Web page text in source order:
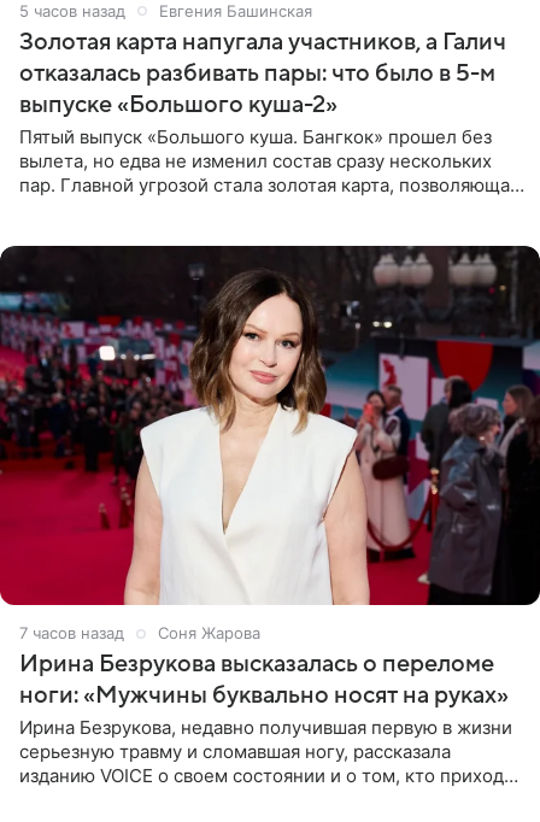
5 часов назад Евгения Башинская
Золотая карта напугала участников, а Галич
отказалась разбивать пары: что было в 5-м
выпуске «Большого куша-2»
Пятый выпуск «Большого куша. Бангкок» прошел без
вылета, но едва не изменил состав сразу нескольких
пар. Главной угрозой стала золотая карта, позволяющая
7 часов назад Соня Жарова
Ирина Безрукова высказалась о переломе
ноги: «Мужчины буквально носят на руках»
Ирина Безрукова, недавно получившая первую в жизни
серьезную травму и сломавшая ногу, рассказала
изданию VOICE о своем состоянии и о том, кто приходит